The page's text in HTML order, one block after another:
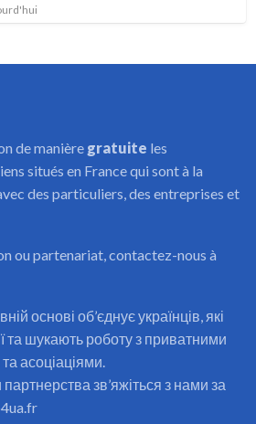
та
de manière gratuite les
situés en France qui sont à la
des particuliers, des entreprises et
ou partenariat, contactez-nous à
основі об’єднує українців, які
та шукають роботу з приватними
асоціаціями.
зв’яжіться з нами за